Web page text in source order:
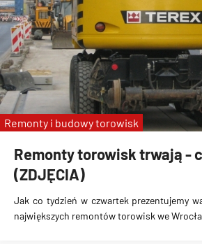
Remonty torowisk trwają -
(ZDJĘCIA)
Jak co tydzień w czwartek prezentujemy
największych remontów torowisk we
Remonty i budowy torowisk